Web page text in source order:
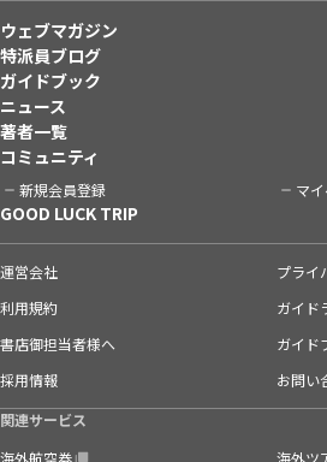
ウェブマガジン
特派員ブログ
ガイドブック
ニュース
著者一覧
コミュニティ
新規会員登録 マ
GOOD LUCK TRIP
運営会社
プライ
利用規約
ガイド
書店御担当者様へ
ガイド
採用情報
お問い
関連サービス
海外航空券
海外ツ